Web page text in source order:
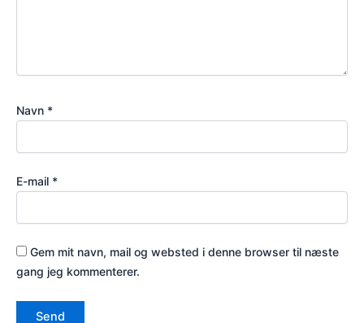
Navn *
E-mail *
Gem mit navn, mail og websted i denne browser til næste
gang jeg kommenterer.